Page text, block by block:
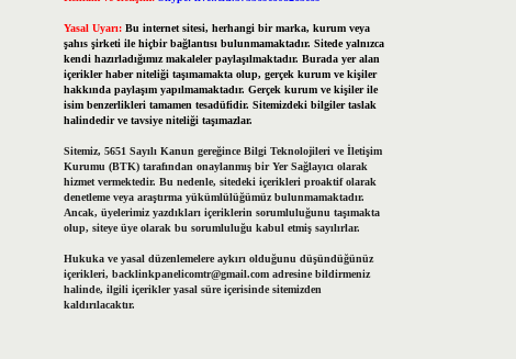
Yasal Uyarı: Bu internet sitesi, herhangi bir marka, kurum veya
şahıs şirketi ile hiçbir bağlantısı bulunmamaktadır. Sitede yalnızca
kendi hazırladığımız makaleler paylaşılmaktadır. Burada yer alan
içerikler haber niteliği taşımamakta olup, gerçek kurum ve kişiler
hakkında paylaşım yapılmamaktadır. Gerçek kurum ve kişiler ile
isim benzerlikleri tamamen tesadüfidir. Sitemizdeki bilgiler taslak
halindedir ve tavsiye niteliği taşımazlar.
Sitemiz, 5651 Sayılı Kanun gereğince Bilgi Teknolojileri ve İletişim
Kurumu (BTK) tarafından onaylanmış bir Yer Sağlayıcı olarak
hizmet vermektedir. Bu nedenle, sitedeki içerikleri proaktif olarak
denetleme veya araştırma yükümlülüğümüz bulunmamaktadır.
Ancak, üyelerimiz yazdıkları içeriklerin sorumluluğunu taşımakta
olup, siteye üye olarak bu sorumluluğu kabul etmiş sayılırlar.
Hukuka ve yasal düzenlemelere aykırı olduğunu düşündüğünüz
içerikleri, backlinkpanelicomtr@gmail.comadresine bildirmeniz
halinde, ilgili içerikler yasal süre içerisinde sitemizden
kaldırılacaktır.